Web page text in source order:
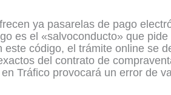
ya pasarelas de pago
es el «salvoconducto» que
código, el trámite online se
del contrato de
Tráfico provocará un error de